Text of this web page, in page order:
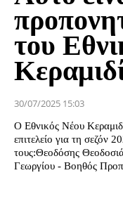
του
30/07/2025 15:03
Ο Εθνικός Νέου
επιτελείο για τη σεζόν
τους:Θεοδόσης
Γεωργίου - Βοηθός